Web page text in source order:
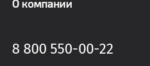
О компании
8 800 550-00-22